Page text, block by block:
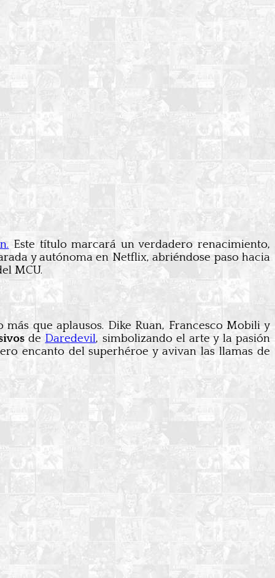
Este título marcará un verdadero renacimiento,
y autónoma en Netflix, abriéndose paso hacia
MCU.
que aplausos. Dike Ruan, Francesco Mobili y
deDaredevil, simbolizando el arte y la pasión
encanto del superhéroe y avivan las llamas de